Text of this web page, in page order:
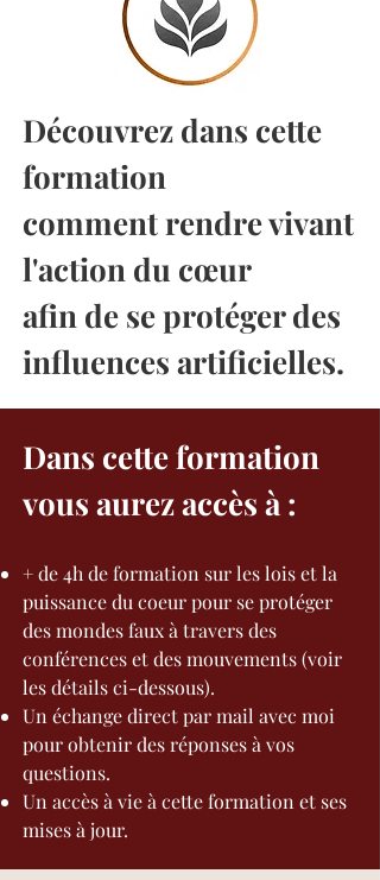
Découvrez dans cette
formation
comment rendre vivant
l'action du cœur
afin de se protéger des
influences artificielles.
​​​Dans cette formation
vous aurez accès à :
+ de 4h de formation sur les lois et la
puissance du coeur pour se protéger
des mondes faux à travers des
conférences et des mouvements (voir
les détails ci-dessous).
Un échange direct par mail avec moi
pour obtenir des réponses à vos
questions.
Un accès à vie à cette formation et ses
mises à jour.